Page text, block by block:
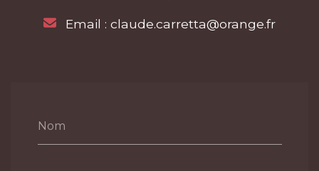
Nom
Email : claude.carretta@orange.fr